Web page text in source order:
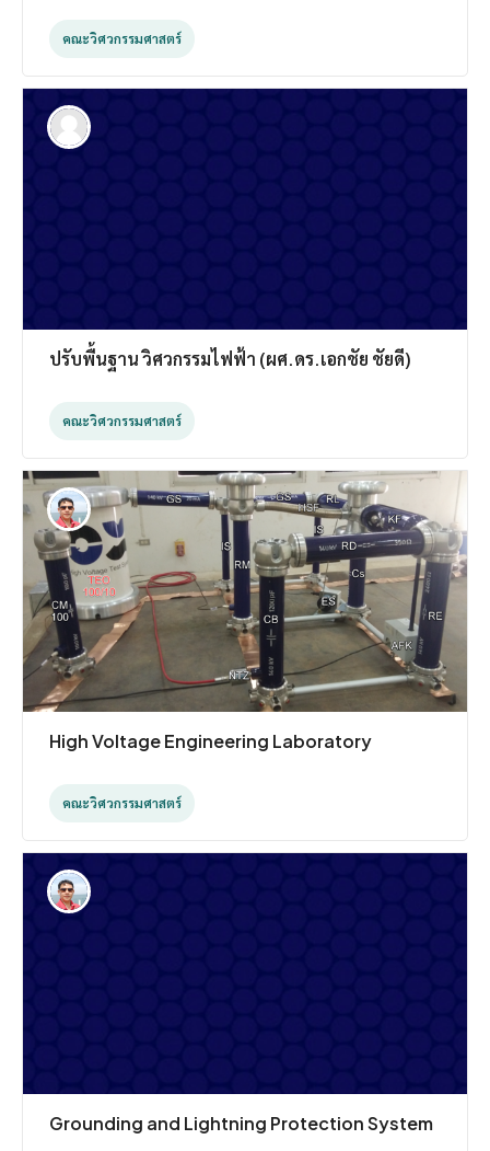
คณะวิศวกรรมศาสตร์
ปรับพื้นฐาน วิศวกรรมไฟฟ้า (ผศ.ดร.เอกชัย ชัยดี)
คณะวิศวกรรมศาสตร์
High Voltage Engineering Laboratory
คณะวิศวกรรมศาสตร์
Grounding and Lightning Protection System